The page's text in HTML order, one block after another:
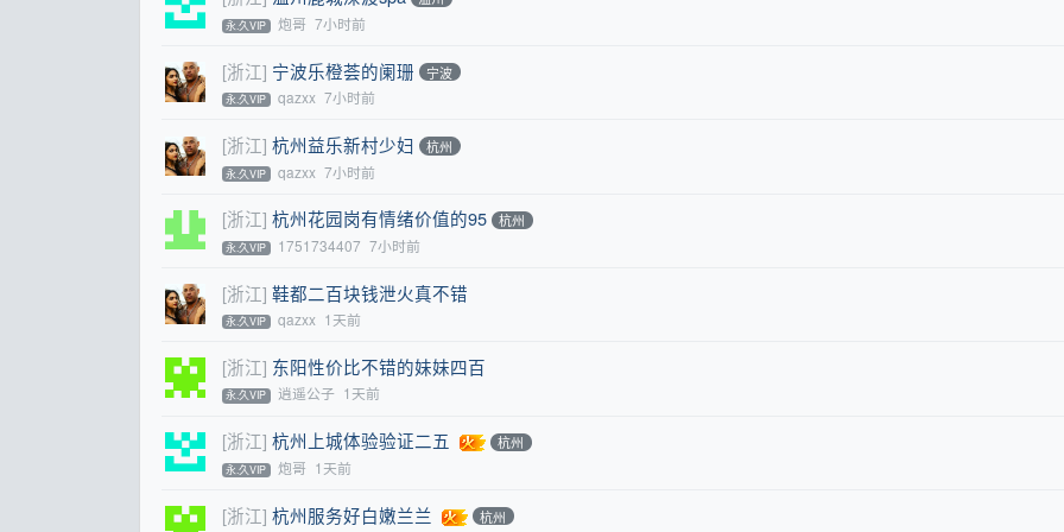
永.久VIP 炮哥 7小时前
[浙江] 宁波乐橙荟的阑珊 宁波
永.久VIP qazxx 7小时前
[浙江] 杭州益乐新村少妇 杭州
永.久VIP qazxx 7小时前
[浙江] 杭州花园岗有情绪价值的95 杭州
永.久VIP 1751734407 7小时前
[浙江] 鞋都二百块钱泄火真不错
永.久VIP qazxx 1天前
[浙江] 东阳性价比不错的妹妹四百
永.久VIP 逍遥公子 1天前
[浙江] 杭州上城体验验证二五 杭州
永.久VIP 炮哥 1天前
[浙江] 杭州服务好白嫩兰兰 杭州